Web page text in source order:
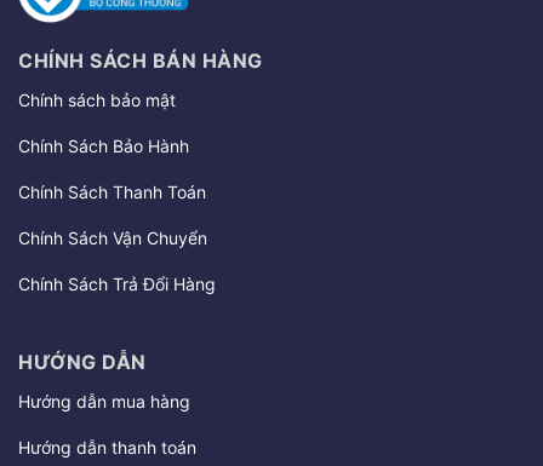
CHÍNH SÁCH BÁN HÀNG
Chính sách bảo mật
Chính Sách Bảo Hành
Chính Sách Thanh Toán
Chính Sách Vận Chuyển
Chính Sách Trả Đổi Hàng
HƯỚNG DẪN
Hướng dẫn mua hàng
Hướng dẫn thanh toán